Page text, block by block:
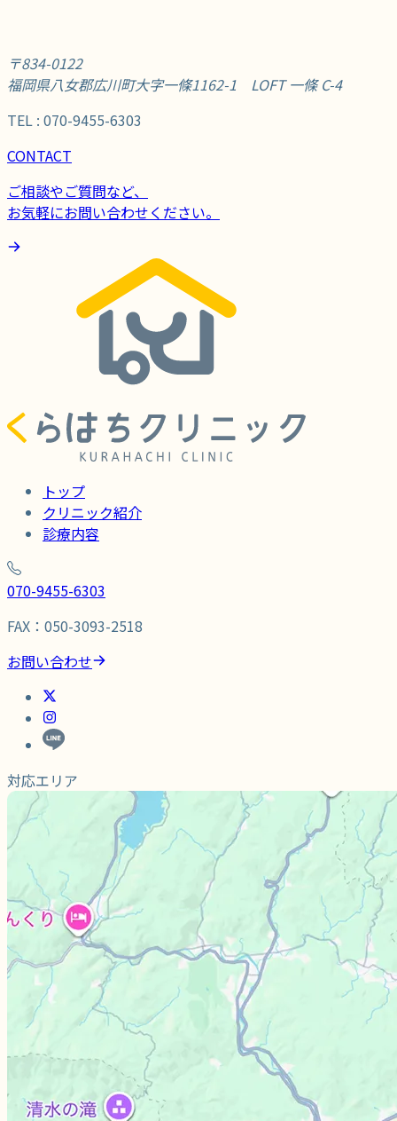
〒834-0122
福岡県八女郡広川町大字一條1162-1 LOFT 一條 C-4
TEL : 070-9455-6303
CONTACT
ご相談やご質問など、
お気軽にお問い合わせください。
トップ
クリニック紹介
診療内容
070-9455-6303
FAX：050-3093-2518
お問い合わせ
対応エリア